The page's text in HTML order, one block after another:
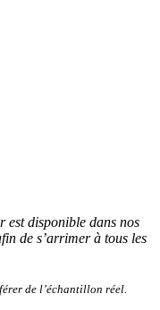
est disponible dans nos
de s’arrimer à tous les
de l’échantillon réel.